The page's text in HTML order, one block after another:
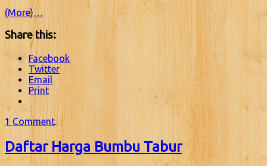
(More)…
Share this:
Facebook
Twitter
Email
Print
1 Comment.
Daftar Harga Bumbu Tabur